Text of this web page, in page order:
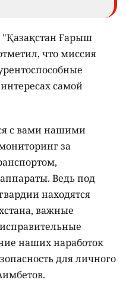
Ғарыш
что миссия
самой
с вами нашими
за
Ведь под
находятся
важные
наших наработок
для личного